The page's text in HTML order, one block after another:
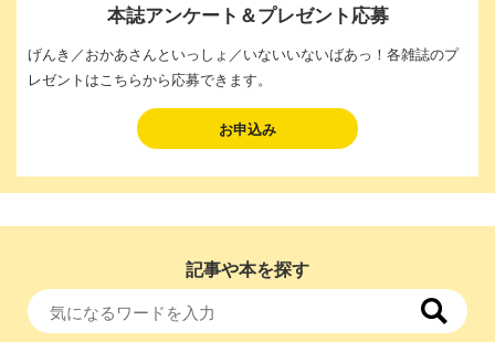
本誌アンケート＆プレゼント応募
げんき／おかあさんといっしょ／いないいないばあっ！各雑誌のプ
レゼントはこちらから応募できます。
お申込み
記事や本を探す